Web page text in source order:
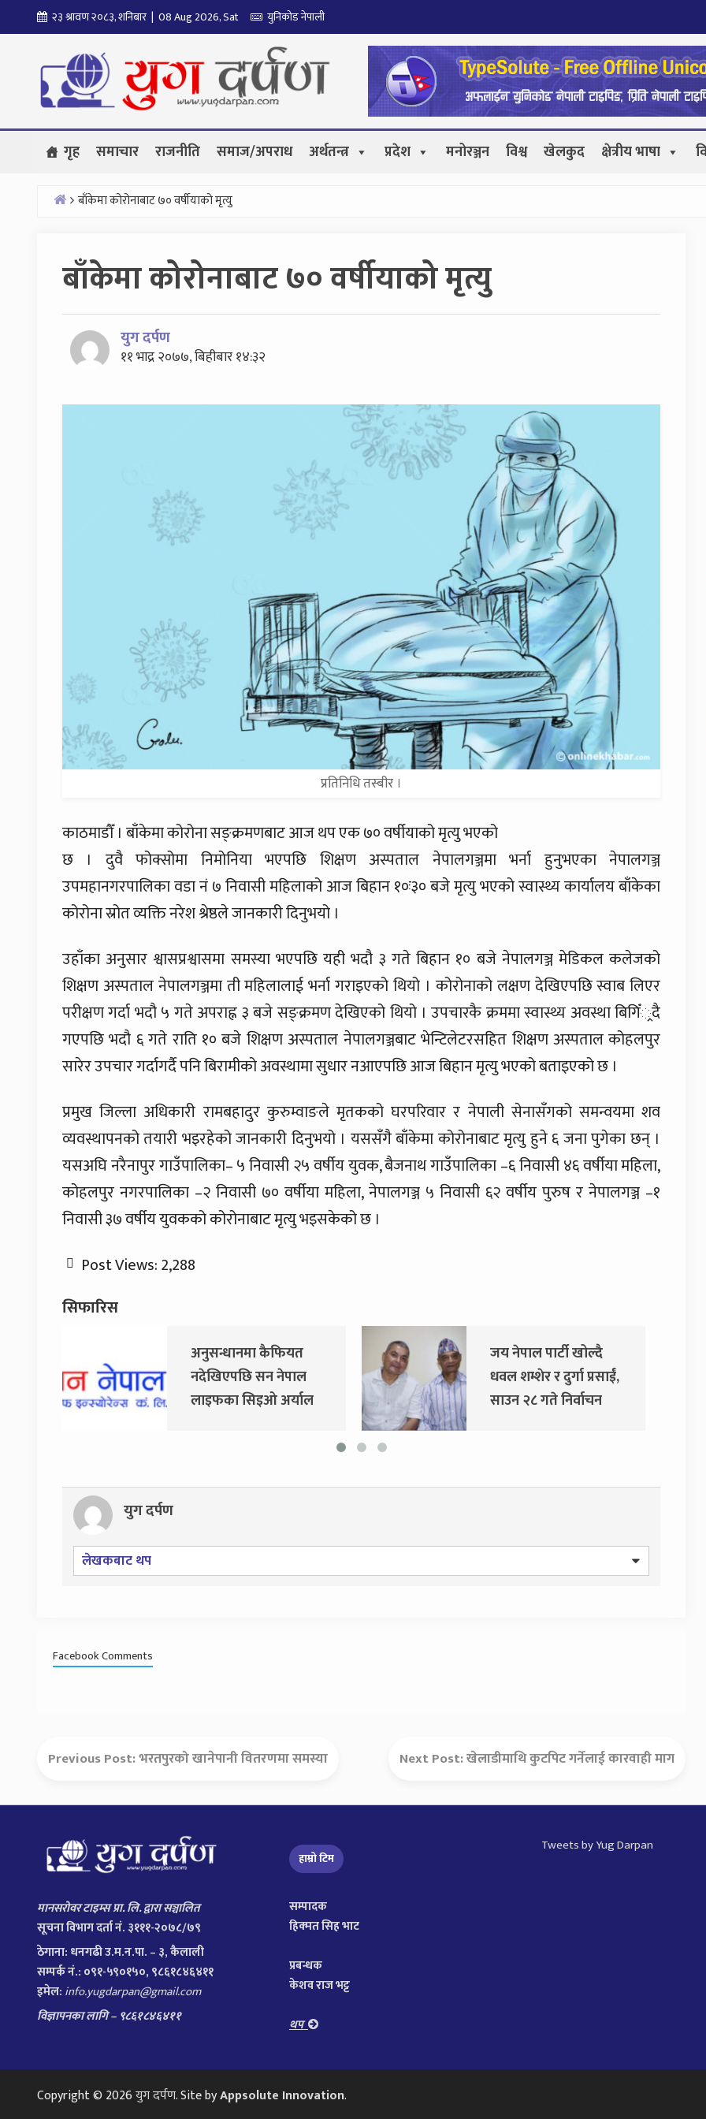
to
२३ श्रावण २०८३, शनिबार | 08 Aug 2026, Sat युनिकोड नेपाली
गृह समाचार राजनीति समाज/अपराध अर्थतन्त्र प्रदेश मनोरञ्जन विश्व खेलकुद क्षेत्रीय भाषा
बाँकेमा कोरोनाबाट ७० वर्षीयाको मृत्यु
बाँकेमा कोरोनाबाट ७० वर्षीयाको मृत्यु
युग दर्पण
११ भाद्र २०७७, बिहीबार १४:३२
प्रतिनिधि तस्बीर ।
काठमाडौँ । बाँकेमा कोरोना सङ्क्रमणबाट आज थप एक ७० वर्षीयाको मृत्यु भएको
छ । दुवै फोक्सोमा निमोनिया भएपछि शिक्षण अस्पताल नेपालगञ्जमा भर्ना हुनुभएका नेपालगञ्ज
उपमहानगरपालिका वडा नं ७ निवासी महिलाको आज बिहान १०ः३० बजे मृत्यु भएको स्वास्थ्य कार्यालय बाँकेका
कोरोना स्रोत व्यक्ति नरेश श्रेष्ठले जानकारी दिनुभयो ।
उहाँका अनुसार श्वासप्रश्वासमा समस्या भएपछि यही भदौ ३ गते बिहान १० बजे नेपालगञ्ज मेडिकल कलेजको
शिक्षण अस्पताल नेपालगञ्जमा ती महिलालाई भर्ना गराइएको थियो । कोरोनाको लक्षण देखिएपछि स्वाब लिएर
परीक्षण गर्दा भदौ ५ गते अपराह्न ३ बजे सङ्क्रमण देखिएको थियो । उपचारकै क्रममा स्वास्थ्य अवस्था बिगिँ्रदै
गएपछि भदौ ६ गते राति १० बजे शिक्षण अस्पताल नेपालगञ्जबाट भेन्टिलेटरसहित शिक्षण अस्पताल कोहलपुर
सारेर उपचार गर्दागर्दै पनि बिरामीको अवस्थामा सुधार नआएपछि आज बिहान मृत्यु भएको बताइएको छ ।
प्रमुख जिल्ला अधिकारी रामबहादुर कुरुम्वाङले मृतकको घरपरिवार र नेपाली सेनासँगको समन्वयमा शव
व्यवस्थापनको तयारी भइरहेको जानकारी दिनुभयो । यससँगै बाँकेमा कोरोनाबाट मृत्यु हुने ६ जना पुगेका छन् ।
यसअघि नरैनापुर गाउँपालिका– ५ निवासी २५ वर्षीय युवक, बैजनाथ गाउँपालिका –६ निवासी ४६ वर्षीया महिला,
कोहलपुर नगरपालिका –२ निवासी ७० वर्षीया महिला, नेपालगञ्ज ५ निवासी ६२ वर्षीय पुरुष र नेपालगञ्ज –१
निवासी ३७ वर्षीय युवकको कोरोनाबाट मृत्यु भइसकेको छ ।
Post Views:2,288
सिफारिस
अनुसन्धानमा कैफियत
नदेखिएपछि सन नेपाल
लाइफका सिइओ अर्याल
जय नेपाल पार्टी खोल्दै
धवल शम्शेर र दुर्गा प्रसाईं,
साउन २८ गते निर्वाचन
आयोग जाने
युग दर्पण
लेखकबाट थप
Facebook Comments
Previous Post:भरतपुरको खानेपानी वितरणमा समस्या Next Post:खेलाडीमाथि कुटपिट गर्नेलाई कारवाही माग
मानसरोवर टाइम्स प्रा. लि. द्वारा सञ्चालित
सूचना विभाग दर्ता नं. ३१११-२०७८/७९
ठेगाना: धनगढी उ.म.न.पा. – ३, कैलाली
सम्पर्क नं.: ०९१-५९०१५०, ९८६१८४६४११
इमेल: info.yugdarpan@gmail.com
विज्ञापनका लागि – ९८६१८४६४११
हाम्रो टिम
सम्पादक
हिक्मत सिह भाट
प्रबन्धक
केशव राज भट्ट
थप
Tweets by Yug Darpan
Copyright © 2026युग दर्पण. Site byAppsolute Innovation.